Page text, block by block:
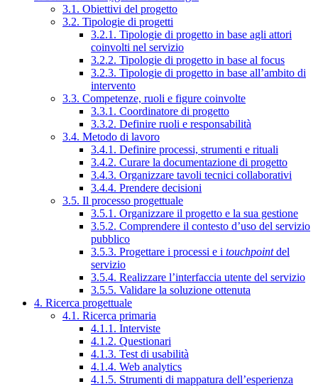
3.1. Obiettivi del progetto
3.2. Tipologie di progetti
3.2.1. Tipologie di progetto in base agli attori
coinvolti nel servizio
3.2.2. Tipologie di progetto in base al focus
3.2.3. Tipologie di progetto in base all’ambito di
intervento
3.3. Competenze, ruoli e figure coinvolte
3.3.1. Coordinatore di progetto
3.3.2. Definire ruoli e responsabilità
3.4. Metodo di lavoro
3.4.1. Definire processi, strumenti e rituali
3.4.2. Curare la documentazione di progetto
3.4.3. Organizzare tavoli tecnici collaborativi
3.4.4. Prendere decisioni
3.5. Il processo progettuale
3.5.1. Organizzare il progetto e la sua gestione
3.5.2. Comprendere il contesto d’uso del servizio
pubblico
3.5.3. Progettare i processi e i touchpointdel
servizio
3.5.4. Realizzare l’interfaccia utente del servizio
3.5.5. Validare la soluzione ottenuta
4. Ricerca progettuale
4.1. Ricerca primaria
4.1.1. Interviste
4.1.2. Questionari
4.1.3. Test di usabilità
4.1.4. Web analytics
4.1.5. Strumenti di mappatura dell’esperienza